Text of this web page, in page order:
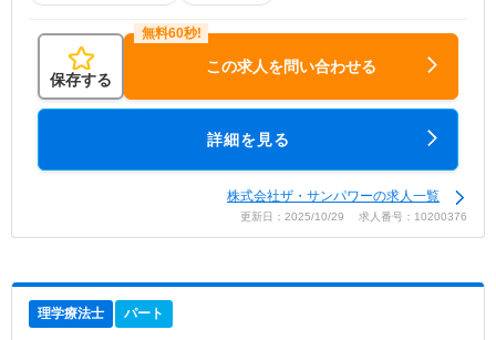
保存する
この求人を問い合わせる
詳細を見る
株式会社ザ・サンパワーの求人一覧
更新日：2025/10/29 求人番号：10200376
理学療法士 パート